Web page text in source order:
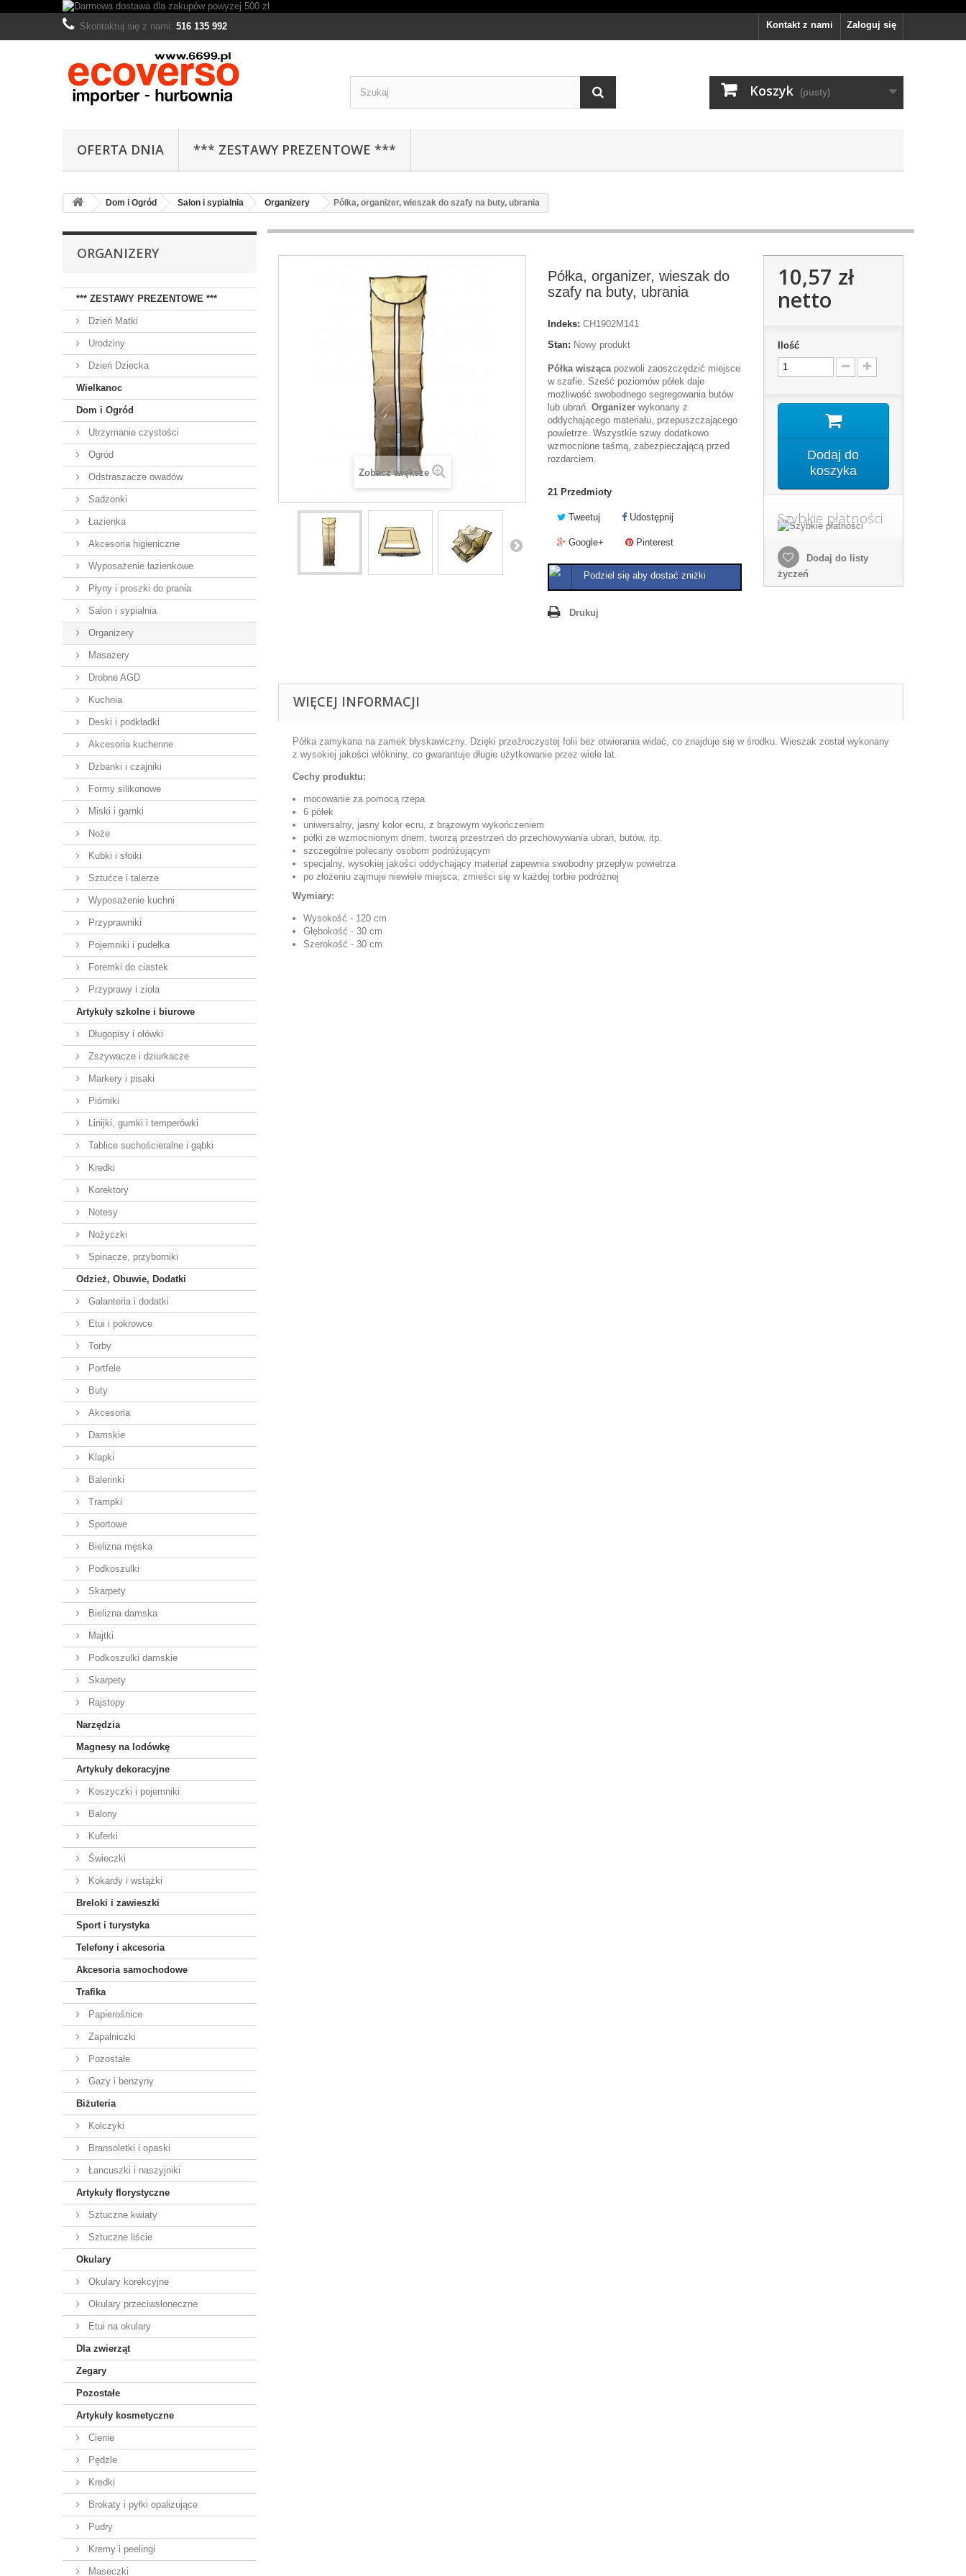
Zaloguj się
Kontakt z nami
Skontaktuj się z nami: 516 135 992
Koszyk (pusty)
OFERTA DNIA *** ZESTAWY PREZENTOWE ***
Dom i Ogród Salon i sypialnia Organizery Półka, organizer, wieszak do szafy na buty, ubrania
ORGANIZERY
*** ZESTAWY PREZENTOWE ***
Dzień Matki
Urodziny
Dzień Dziecka
Wielkanoc
Dom i Ogród
Utrzymanie czystości
Ogród
Odstraszacze owadów
Sadzonki
Łazienka
Akcesoria higieniczne
Wyposażenie łazienkowe
Płyny i proszki do prania
Salon i sypialnia
Organizery
Masażery
Drobne AGD
Kuchnia
Deski i podkładki
Akcesoria kuchenne
Dzbanki i czajniki
Formy silikonowe
Miski i garnki
Noże
Kubki i słoiki
Sztućce i talerze
Wyposażenie kuchni
Przyprawniki
Pojemniki i pudełka
Foremki do ciastek
Przyprawy i zioła
Artykuły szkolne i biurowe
Długopisy i ołówki
Zszywacze i dziurkacze
Markery i pisaki
Piórniki
Linijki, gumki i temperówki
Tablice suchościeralne i gąbki
Kredki
Korektory
Notesy
Nożyczki
Spinacze, przyborniki
Odzież, Obuwie, Dodatki
Galanteria i dodatki
Etui i pokrowce
Torby
Portfele
Buty
Akcesoria
Damskie
Klapki
Balerinki
Trampki
Sportowe
Bielizna męska
Podkoszulki
Skarpety
Bielizna damska
Majtki
Podkoszulki damskie
Skarpety
Rajstopy
Narzędzia
Magnesy na lodówkę
Artykuły dekoracyjne
Koszyczki i pojemniki
Balony
Kuferki
Świeczki
Kokardy i wstążki
Breloki i zawieszki
Sport i turystyka
Telefony i akcesoria
Akcesoria samochodowe
Trafika
Papierośnice
Zapalniczki
Pozostałe
Gazy i benzyny
Biżuteria
Kolczyki
Bransoletki i opaski
Łancuszki i naszyjniki
Artykuły florystyczne
Sztuczne kwiaty
Sztuczne liście
Okulary
Okulary korekcyjne
Okulary przeciwsłoneczne
Etui na okulary
Dla zwierząt
Zegary
Pozostałe
Artykuły kosmetyczne
Cienie
Pędzle
Kredki
Brokaty i pyłki opalizujące
Pudry
Kremy i peelingi
Maseczki
Zobacz większe
Półka, organizer, wieszak do
szafy na buty, ubrania
Indeks: CH1902M141
Stan: Nowy produkt
Półka wiszącapozwoli zaoszczędzić miejsce
w szafie. Sześć poziomów półek daje
możliwość swobodnego segregowania butów
lub ubrań. Organizer wykonany z
oddychającego materiału, przepuszczającego
powietrze. Wszystkie szwy dodatkowo
wzmocnione taśmą, zabezpieczającą przed
rozdarciem.
21 Przedmioty
Tweetuj Udostępnij
Google+ Pinterest
Podziel się aby dostać zniżki
Drukuj
10,57 zł
netto
Ilość
Dodaj do
koszyka
Szybkie płatności
Dodaj do listy
życzeń
WIĘCEJ INFORMACJI
Półka zamykana na zamek błyskawiczny. Dzięki przeźroczystej folii bez otwierania widać, co znajduje się w środku. Wieszak został wykonany
z wysokiej jakości włókniny, co gwarantuje długie użytkowanie przez wiele lat.
Cechy produktu:
mocowanie za pomocą rzepa
6 półek
uniwersalny, jasny kolor ecru, z brązowym wykończeniem
półki ze wzmocnionym dnem, tworzą przestrzeń do przechowywania ubrań, butów, itp.
szczególnie polecany osobom podróżującym
specjalny, wysokiej jakości oddychający materiał zapewnia swobodny przepływ powietrza
po złożeniu zajmuje niewiele miejsca, zmieści się w każdej torbie podróżnej
Wymiary:
Wysokość - 120 cm
Głębokość - 30 cm
Szerokość - 30 cm